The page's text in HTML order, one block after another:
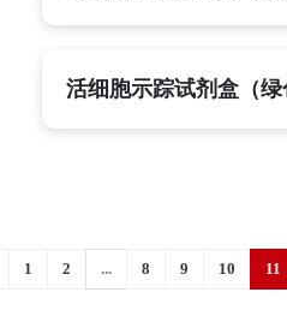
活细胞示踪试剂盒（
1 2 ... 8 9 10 11